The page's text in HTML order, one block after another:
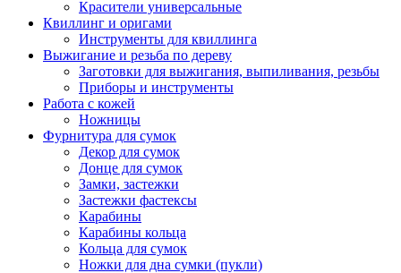
Красители универсальные
Квиллинг и оригами
Инструменты для квиллинга
Выжигание и резьба по дереву
Заготовки для выжигания, выпиливания, резьбы
Приборы и инструменты
Работа с кожей
Ножницы
Фурнитура для сумок
Декор для сумок
Донце для сумок
Замки, застежки
Застежки фастексы
Карабины
Карабины кольца
Кольца для сумок
Ножки для дна сумки (пукли)